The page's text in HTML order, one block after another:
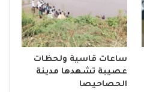
ساعات قاسية ولحظات
عصيبة تشهدها مدينة
الحصاحيصا